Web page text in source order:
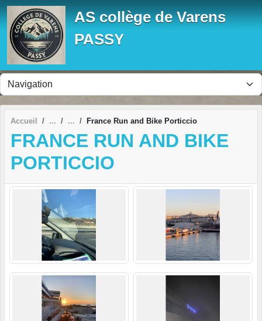
AS collège de Varens
PASSY
Accueil France Run and Bike Porticcio
FRANCE RUN AND BIKE
PORTICCIO
Panneau de gestion des cookies